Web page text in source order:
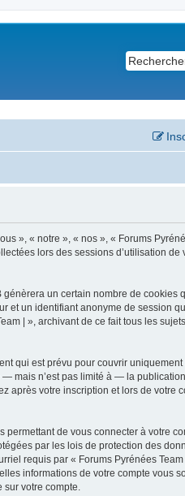
», « notre », « nos », « Forums
lors des sessions d’utilisation de
un certain nombre de cookies
et un identifiant anonyme de session
| », archivant de ce fait tous les
qui est prévu pour couvrir
mais n’est pas limité à — la
après votre inscription et lors de votre
de vous connecter à votre
par les lois de protection des
requis par « Forums Pyrénées
informations de votre compte vous
votre compte.